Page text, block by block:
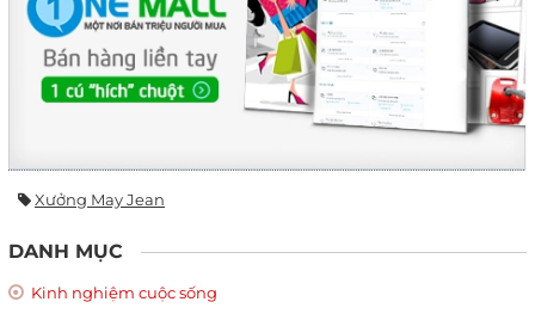
Xưởng May Jean
DANH MỤC
Kinh nghiệm cuộc sống